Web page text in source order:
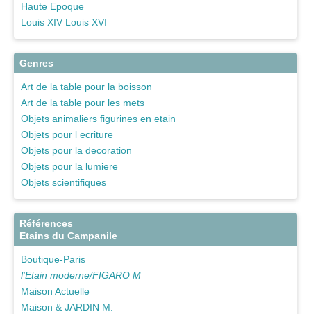
Haute Epoque
Louis XIV Louis XVI
Genres
Art de la table pour la boisson
Art de la table pour les mets
Objets animaliers figurines en etain
Objets pour l ecriture
Objets pour la decoration
Objets pour la lumiere
Objets scientifiques
Références
Etains du Campanile
Boutique-Paris
l'Etain moderne/FIGARO M
Maison Actuelle
Maison & JARDIN M.